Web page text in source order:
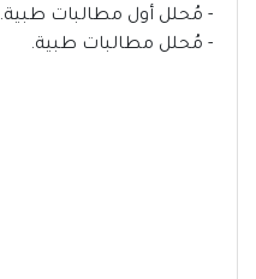
- مُحلل أول مطالبات طبية.
- مُحلل مطالبات طبية.